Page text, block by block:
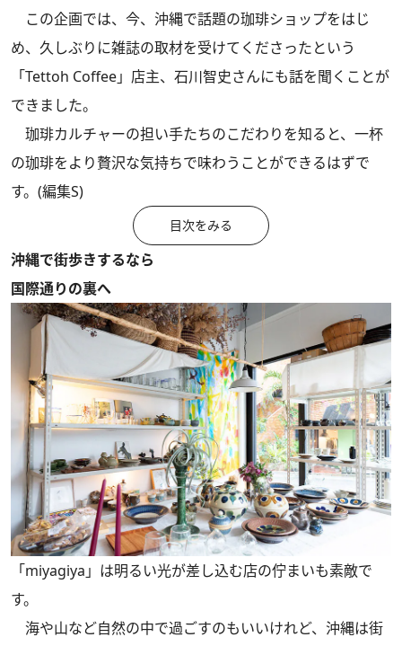
この企画では、今、沖縄で話題の珈琲ショップをはじ
め、久しぶりに雑誌の取材を受けてくださったという
「Tettoh Coffee」店主、石川智史さんにも話を聞くことが
できました。
珈琲カルチャーの担い手たちのこだわりを知ると、一杯
の珈琲をより贅沢な気持ちで味わうことができるはずで
す。(編集S)
目次をみる
沖縄で街歩きするなら
国際通りの裏へ
「miyagiya」は明るい光が差し込む店の佇まいも素敵で
す。
海や山など自然の中で過ごすのもいいけれど、沖縄は街